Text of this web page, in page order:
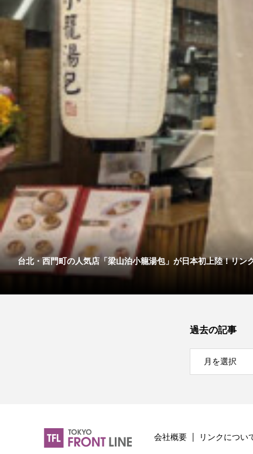
台北・西門町の人気店「梁山泊小籠湯包」が日本初上陸！リン
過去の記事
会社概要 リンクについ